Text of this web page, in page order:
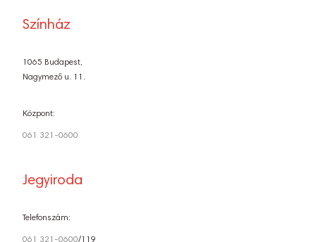
Színház
1065 Budapest,
Nagymező u. 11.
Központ:
061 321-0600
Jegyiroda
Telefonszám:
061 321-0600/119